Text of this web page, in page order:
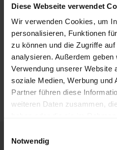
Diese Webseite verwendet
Wir verwenden Cookies, um
personalisieren, Funktionen
zu können und die Zugriffe
analysieren. Außerdem
Verwendung unserer Website
soziale Medien, Werbung und
Partner führen diese
weiteren Daten zusammen,
Notwendig
lose Ware
September
2025
Januar
2026
250 €
Die aktuelle Preisentwicklung
können Sie jederzeit auf